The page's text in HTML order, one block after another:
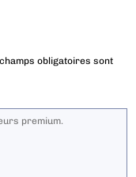
obligatoires sont